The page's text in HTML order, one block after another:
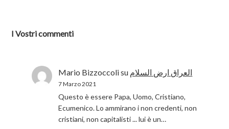
I Vostri commenti
Mario Bizzoccolisu العراق ارض السلام
7 Marzo 2021
Questo è essere Papa, Uomo, Cristiano,
Ecumenico. Lo ammirano i non credenti, non
cristiani, non capitalisti ... lui è un…